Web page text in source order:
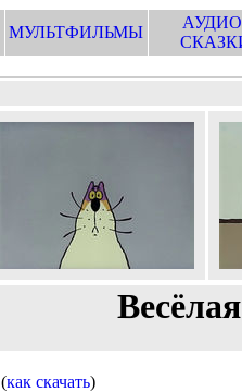
МУЛЬТФИЛЬМЫ
(как скачать)